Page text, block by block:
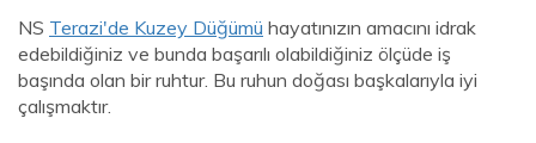
NS Terazi'de Kuzey Düğümü hayatınızın amacını idrak
edebildiğiniz ve bunda başarılı olabildiğiniz ölçüde iş
başında olan bir ruhtur. Bu ruhun doğası başkalarıyla iyi
çalışmaktır.